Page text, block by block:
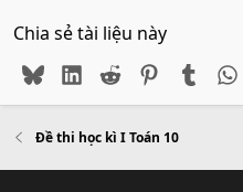
Chia sẻ tài liệu này
BlueskyLinkedIn
Reddit PinterestTumblr
Đề thi học kì I Toán 10